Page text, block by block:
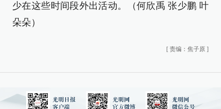
少在这些时间段外出活动。（何欣禹 张少鹏 叶
朵朵）
[ 责编：焦子原 ]